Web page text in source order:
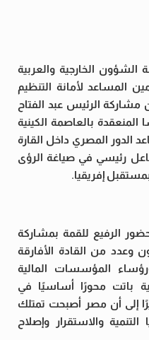
الشؤون الخارجية والعربية
المساعد لأمانة التنظيم
الرئيس عبد الفتاح
بالعاصمة الكينية
الدور المصري داخل القارة
رئيسي في صياغة الرؤى
إفريقيا.
الرفيع للقمة بمشاركة
وعدد من القادة الأفارقة
المؤسسات المالية
باتت محورًا أساسيًا في
إلى أن مصر أصبحت تمتلك
والاستقرار وإصلاح